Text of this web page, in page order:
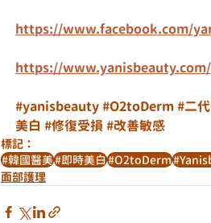
https://www.facebook.com/
https://www.yanisbeauty.com/
#yanisbeauty#O2toDerm#二
美白 #修復受損 #改善敏感
標記：
#韓國醫美#即時美白#O2toDerm
面部護理